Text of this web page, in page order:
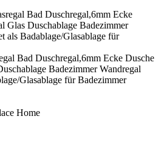
Bad Duschregal,6mm Ecke Dusche
Badezimmer Wandregal
Glasablage für Badezimmer